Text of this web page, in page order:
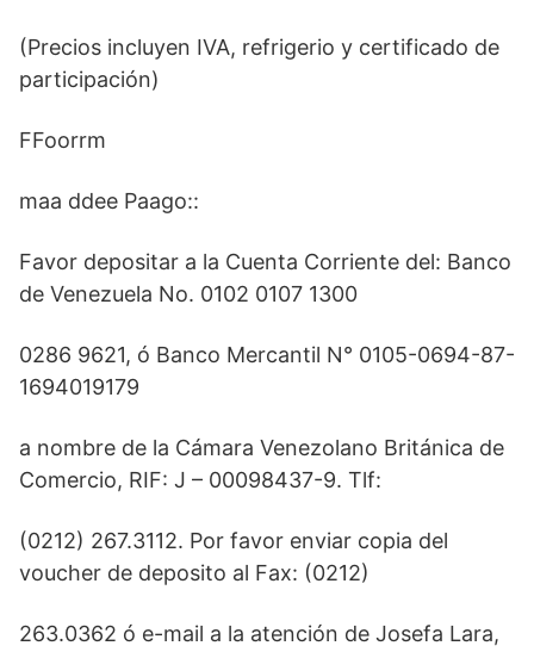
(Precios incluyen IVA, refrigerio y certificado de
participación)
FFoorrm
maa ddee Paago::
Favor depositar a la Cuenta Corriente del: Banco
de Venezuela No. 0102 0107 1300
0286 9621, ó Banco Mercantil N° 0105-0694-87-
1694019179
a nombre de la Cámara Venezolano Británica de
Comercio, RIF: J – 00098437-9. Tlf:
(0212) 267.3112. Por favor enviar copia del
voucher de deposito al Fax: (0212)
263.0362 ó e-mail a la atención de Josefa Lara,